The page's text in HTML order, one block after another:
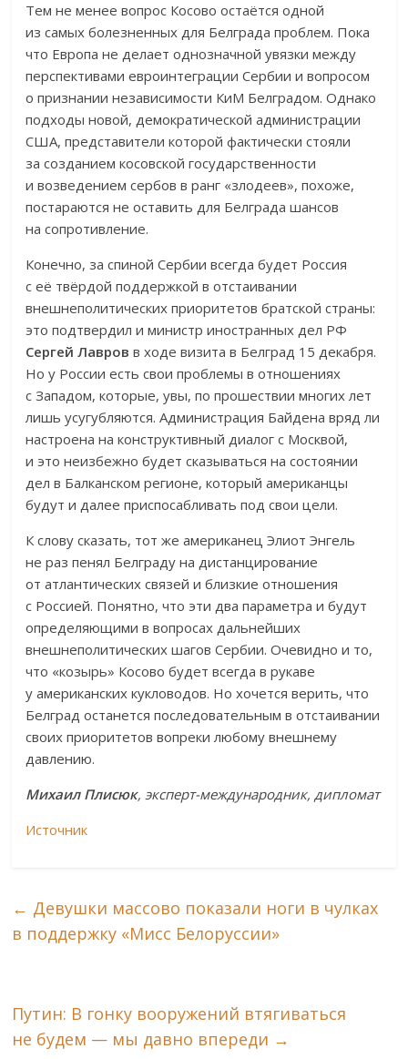
Тем не менее вопрос Косово остаётся одной
из самых болезненных для Белграда проблем. Пока
что Европа не делает однозначной увязки между
перспективами евроинтеграции Сербии и вопросом
о признании независимости КиМ Белградом. Однако
подходы новой, демократической администрации
США, представители которой фактически стояли
за созданием косовской государственности
и возведением сербов в ранг «злодеев», похоже,
постараются не оставить для Белграда шансов
на сопротивление.
Конечно, за спиной Сербии всегда будет Россия
с её твёрдой поддержкой в отстаивании
внешнеполитических приоритетов братской страны:
это подтвердил и министр иностранных дел РФ
Сергей Лавров в ходе визита в Белград 15 декабря.
Но у России есть свои проблемы в отношениях
с Западом, которые, увы, по прошествии многих лет
лишь усугубляются. Администрация Байдена вряд ли
настроена на конструктивный диалог с Москвой,
и это неизбежно будет сказываться на состоянии
дел в Балканском регионе, который американцы
будут и далее приспосабливать под свои цели.
К слову сказать, тот же американец Элиот Энгель
не раз пенял Белграду на дистанцирование
от атлантических связей и близкие отношения
с Россией. Понятно, что эти два параметра и будут
определяющими в вопросах дальнейших
внешнеполитических шагов Сербии. Очевидно и то,
что «козырь» Косово будет всегда в рукаве
у американских кукловодов. Но хочется верить, что
Белград останется последовательным в отстаивании
своих приоритетов вопреки любому внешнему
давлению.
Михаил Плисюк, эксперт-международник, дипломат
Источник
← Девушки массово показали ноги в чулках
в поддержку «Мисс Белоруссии»
Путин: В гонку вооружений втягиваться
не будем — мы давно впереди →